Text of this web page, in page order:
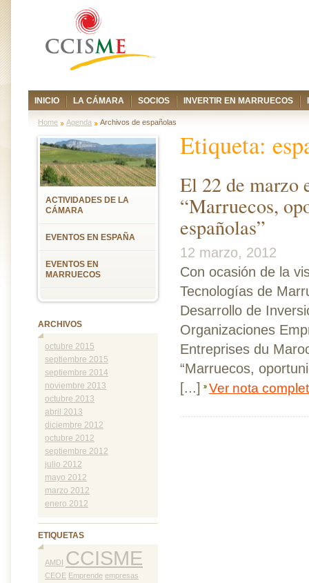
INICIO LA CÁMARA SOCIOS INVERTIR EN MARRUECOS
Home Agenda Archivos de españolas
Etiqueta:
El 22 de marzo
“Marruecos,
españolas”
12 marzo, 2012
Con ocasión de la
Tecnologías de
Desarrollo de
Organizaciones
Entreprises du
“Marruecos,
[...]
Ver nota
ACTIVIDADES DE LA
CÁMARA
EVENTOS EN ESPAÑA
EVENTOS EN
MARRUECOS
ARCHIVOS
octubre 2015
septiembre 2015
septiembre 2014
noviembre 2013
octubre 2013
abril 2013
diciembre 2012
octubre 2012
septiembre 2012
julio 2012
mayo 2012
marzo 2012
enero 2012
ETIQUETAS
AMDI CCISME
CEOE Emprende empresas